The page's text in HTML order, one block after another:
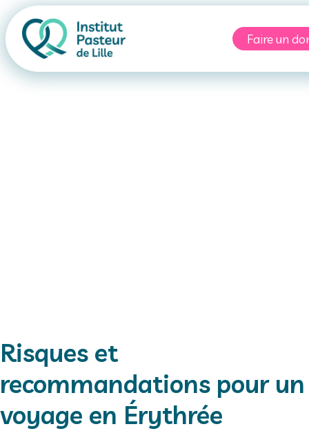
Faire un
Risques et
recommandations pour un
voyage en Érythrée